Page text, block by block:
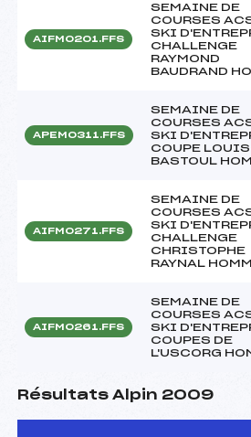
AIFM0201.FFS
SEMAINE DE
COURSES
SKI
CHALLENGE
RAYMOND
BAUDRAND
APEM0311.FFS
SEMAINE DE
COURSES
SKI
COUPE LOUIS
BASTOUL
AIFM0271.FFS
SEMAINE DE
COURSES
SKI
CHALLENGE
CHRISTOPHE
RAYNAL
AIFM0261.FFS
SEMAINE DE
COURSES
SKI
COUPES DE
L'USCORG
Résultats Alpin 2009